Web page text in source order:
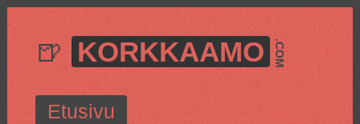
🍺 KORKKAAMO .COM
Etusivu